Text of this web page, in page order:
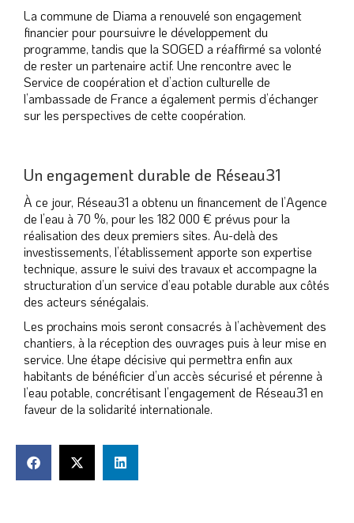
La commune de Diama a renouvelé son engagement
financier pour poursuivre le développement du
programme, tandis que la SOGED a réaffirmé sa volonté
de rester un partenaire actif. Une rencontre avec le
Service de coopération et d’action culturelle de
l’ambassade de France a également permis d’échanger
sur les perspectives de cette coopération.
Un engagement durable de Réseau31
À ce jour, Réseau31 a obtenu un financement de l’Agence
de l’eau à 70 %, pour les 182 000 € prévus pour la
réalisation des deux premiers sites. Au-delà des
investissements, l’établissement apporte son expertise
technique, assure le suivi des travaux et accompagne la
structuration d’un service d’eau potable durable aux côtés
des acteurs sénégalais.
Les prochains mois seront consacrés à l’achèvement des
chantiers, à la réception des ouvrages puis à leur mise en
service. Une étape décisive qui permettra enfin aux
habitants de bénéficier d’un accès sécurisé et pérenne à
l’eau potable, concrétisant l’engagement de Réseau31 en
faveur de la solidarité internationale.